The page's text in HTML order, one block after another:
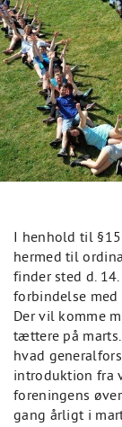
I henhold til
hermed til
finder sted d.
forbindelse med
Der vil komme
tættere på
hvad
introduktion fra
foreningens
gang årligt i